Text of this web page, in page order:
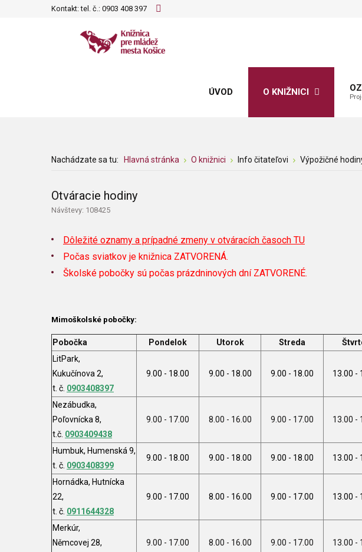
Kontakt: tel. č.: 0903 408 397
ÚVOD O KNIŽNICI
Nachádzate sa tu: Hlavná stránka O knižnici Info čitateľovi Výpožičné
Otváracie hodiny
Návštevy: 108425
Dôležité oznamy a prípadné zmeny v otváracích časoch TU
Počas sviatkov je knižnica ZATVORENÁ.
Školské pobočky sú počas prázdninových dní ZATVORENÉ.
Mimoškolské pobočky:
Pobočka Pondelok Utorok Streda
LitPark,
Kukučínova 2,
t. č. 0903408397
9.00 - 18.00 9.00 - 18.00 9.00 - 18.00 13.00 -
Nezábudka,
Poľovnícka 8,
t.č. 0903409438
9.00 - 17.00 8.00 - 16.00 9.00 - 17.00 13.00 -
Humbuk, Humenská 9,
t. č. 0903408399
9.00 - 18.00 9.00 - 18.00 9.00 - 18.00 13.00 -
Hornádka, Hutnícka
22,
t. č. 0911644328
9.00 - 17.00 8.00 - 16.00 9.00 - 17.00 13.00 -
Merkúr,
Němcovej 28,
9.00 - 17.00 8.00 - 16.00 9.00 - 17.00 13.00 -